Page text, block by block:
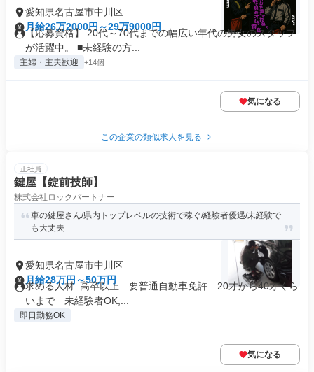
愛知県名古屋市中川区
月給26万2000円～29万9000円
【応募資格】 20代～70代までの幅広い年代の男女のスタッフ
が活躍中。 ■未経験の方...
主婦・主夫歓迎 +14個
気になる
この企業の類似求人を見る
正社員
鍵屋【錠前技師】
株式会社ロックパートナー
車の鍵屋さん/県内トップレベルの技術で稼ぐ/経験者優遇/未経験で
も大丈夫
愛知県名古屋市中川区
月給28万円～50万円
求める人材: 高卒以上 要普通自動車免許 20才から40才くら
いまで 未経験者OK,...
即日勤務OK
気になる